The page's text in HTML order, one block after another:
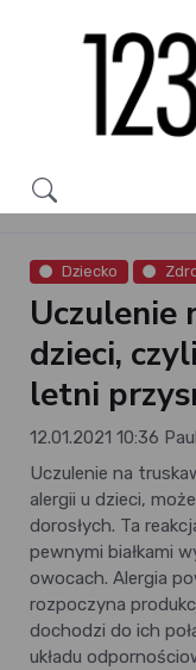
Dziecko
Uczulenie
dzieci,
letni
12.01.2021 10:36
Uczulenie na
alergii u dzieci,
dorosłych. Ta
pewnymi białkami
owocach. Alergia
rozpoczyna
dochodzi do ich
układu